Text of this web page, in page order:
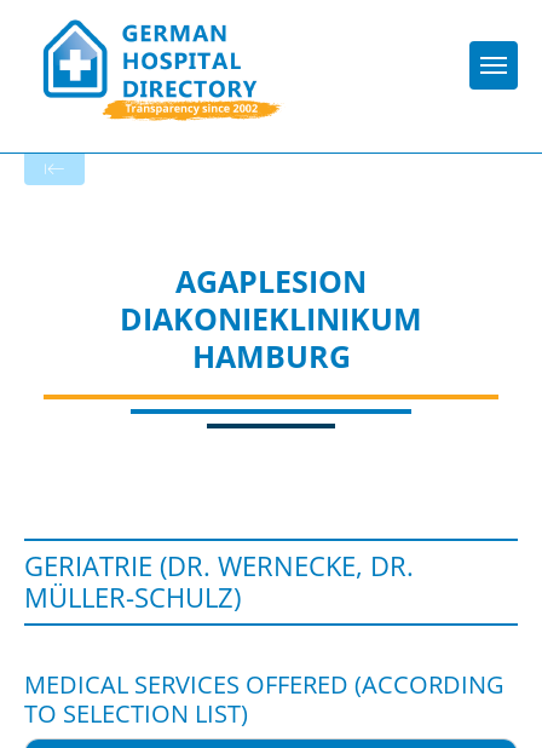
AGAPLESION
DIAKONIEKLINIKUM
HAMBURG
GERIATRIE (DR. WERNECKE, DR.
MÜLLER-SCHULZ)
MEDICAL SERVICES OFFERED (ACCORDING
TO SELECTION LIST)